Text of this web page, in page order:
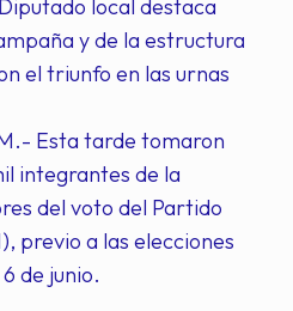
local destaca
y de la estructura
el triunfo en las urnas
Esta tarde tomaron
integrantes de la
del voto del Partido
previo a las elecciones
de junio.